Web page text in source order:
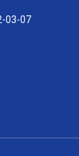
03-07